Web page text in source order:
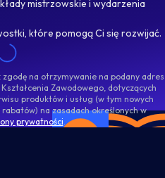
mistrzowskie i wydarzenia
które pomogą Ci się rozwijać.
na otrzymywanie na podany adres
Zawodowego, dotyczących
produktów i usług (w tym nowych
na zasadach określonych w
prywatności.